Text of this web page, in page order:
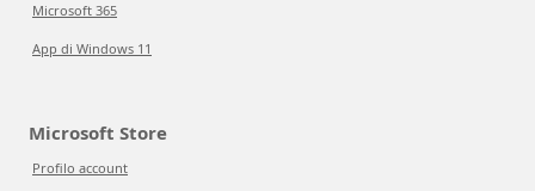
Microsoft 365
App di Windows 11
Microsoft Store
Profilo account